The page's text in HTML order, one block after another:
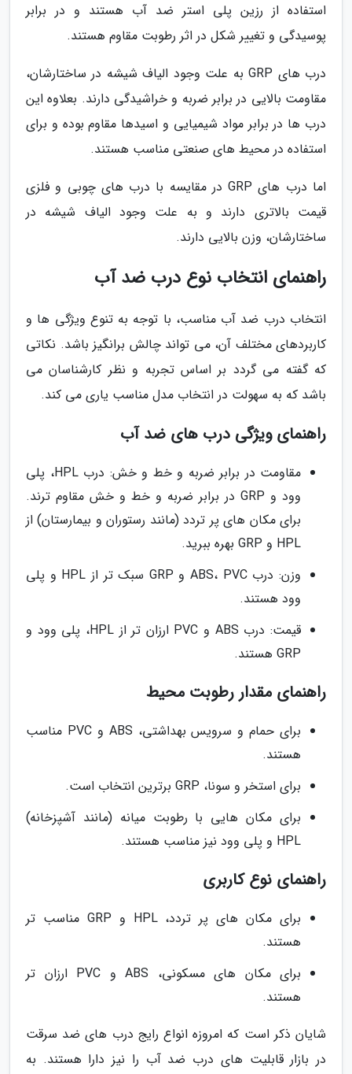
استفاده از رزین پلی استر ضد آب هستند و در برابر
پوسیدگی و تغییر شکل در اثر رطوبت مقاوم هستند.
درب های GRP به علت وجود الیاف شیشه در ساختارشان،
مقاومت بالایی در برابر ضربه و خراشیدگی دارند. بعلاوه این
درب ها در برابر مواد شیمیایی و اسیدها مقاوم بوده و برای
استفاده در محیط های صنعتی مناسب هستند.
اما درب های GRP در مقایسه با درب های چوبی و فلزی
قیمت بالاتری دارند و به علت وجود الیاف شیشه در
ساختارشان، وزن بالایی دارند.
راهنمای انتخاب نوع درب ضد آب
انتخاب درب ضد آب مناسب، با توجه به تنوع ویژگی ها و
کاربردهای مختلف آن، می تواند چالش برانگیز باشد. نکاتی
که گفته می گردد بر اساس تجربه و نظر کارشناسان می
باشد که به سهولت در انتخاب مدل مناسب یاری می کند.
راهنمای ویژگی درب های ضد آب
مقاومت در برابر ضربه و خط و خش: درب HPL، پلی
وود و GRP در برابر ضربه و خط و خش مقاوم ترند.
برای مکان های پر تردد (مانند رستوران و بیمارستان) از
HPL و GRP بهره ببرید.
وزن: درب ABS، PVC و GRP سبک تر از HPL و پلی
وود هستند.
قیمت: درب ABS و PVC ارزان تر از HPL، پلی وود و
GRP هستند.
راهنمای مقدار رطوبت محیط
برای حمام و سرویس بهداشتی، ABS و PVC مناسب
هستند.
برای استخر و سونا، GRP برترین انتخاب است.
برای مکان هایی با رطوبت میانه (مانند آشپزخانه)
HPL و پلی وود نیز مناسب هستند.
راهنمای نوع کاربری
برای مکان های پر تردد، HPL و GRP مناسب تر
هستند.
برای مکان های مسکونی، ABS و PVC ارزان تر
هستند.
شایان ذکر است که امروزه انواع رایج درب های ضد سرقت
در بازار قابلیت های درب ضد آب را نیز دارا هستند. به